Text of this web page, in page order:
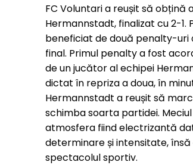
FC Voluntari a reușit să obțină
Hermannstadt, finalizat cu 2-
beneficiat de două penalty-
final. Primul penalty a fost
de un jucător al echipei
dictat în repriza a doua, în
Hermannstadt a reușit să
schimba soarta partidei.
atmosfera fiind electrizantă
determinare și intensitate,
spectacolul sportiv.